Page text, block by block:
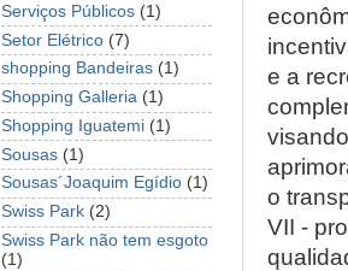
e a
o
VII -
Serviços Públicos (1)
Setor Elétrico (7)
shopping Bandeiras (1)
Shopping Galleria (1)
Shopping Iguatemi (1)
Sousas (1)
Sousas´Joaquim Egídio (1)
Swiss Park (2)
Swiss Park não tem esgoto
(1)